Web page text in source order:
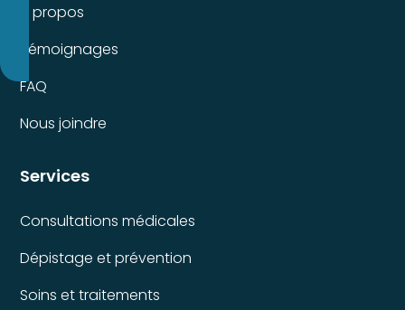
À propos
Témoignages
FAQ
Nous joindre
Services
Consultations médicales
Dépistage et prévention
Soins et traitements